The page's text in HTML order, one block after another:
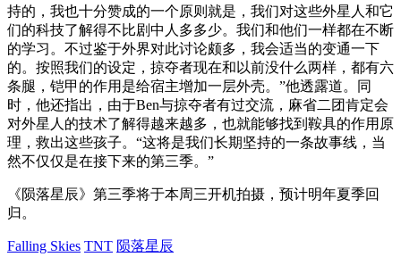
持的，我也十分赞成的一个原则就是，我们对这些外星人和它
们的科技了解得不比剧中人多多少。我们和他们一样都在不断
的学习。不过鉴于外界对此讨论颇多，我会适当的变通一下
的。按照我们的设定，掠夺者现在和以前没什么两样，都有六
条腿，铠甲的作用是给宿主增加一层外壳。”他透露道。同
时，他还指出，由于Ben与掠夺者有过交流，麻省二团肯定会
对外星人的技术了解得越来越多，也就能够找到鞍具的作用原
理，救出这些孩子。“这将是我们长期坚持的一条故事线，当
然不仅仅是在接下来的第三季。”
《陨落星辰》第三季将于本周三开机拍摄，预计明年夏季回
归。
Falling Skies TNT 陨落星辰